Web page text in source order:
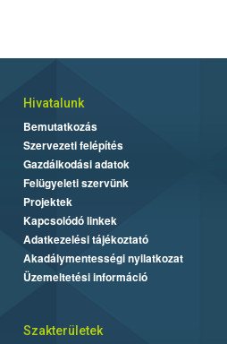
Hivatalunk
Bemutatkozás
Szervezeti felépítés
Gazdálkodási adatok
Felügyeleti szervünk
Projektek
Kapcsolódó linkek
Adatkezelési tájékoztató
Akadálymentességi nyilatkozat
Üzemeltetési információ
Szakterületek